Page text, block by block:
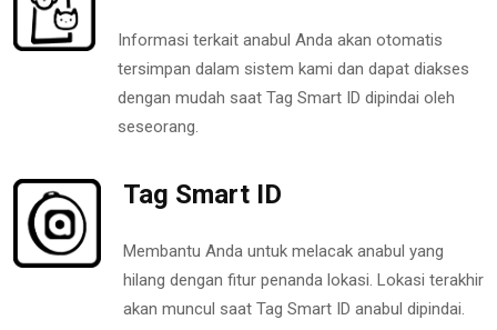
Informasi terkait anabul Anda akan otomatis
tersimpan dalam sistem kami dan dapat diakses
dengan mudah saat Tag Smart ID dipindai oleh
seseorang.
Tag Smart ID
Membantu Anda untuk melacak anabul yang
hilang dengan fitur penanda lokasi. Lokasi terakhir
akan muncul saat Tag Smart ID anabul dipindai.